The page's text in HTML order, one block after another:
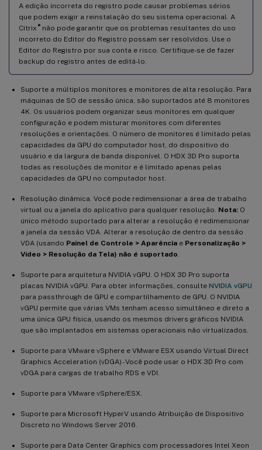
A edição incorreta do registro pode causar problemas sérios
que podem exigir a reinstalação do seu sistema operacional. A
Citrix ®não pode garantir que os problemas resultantes do uso
incorreto do Editor do Registro possam ser resolvidos. Use o
Editor do Registro por sua conta e risco. Certifique-se de fazer
backup do registro antes de editá-lo.
Suporte a múltiplos monitores e monitores de alta resolução. Para
máquinas de SO de sessão única, são suportados até 8 monitores
4K. Os usuários podem organizar seus monitores em qualquer
configuração e podem misturar monitores com diferentes
resoluções e orientações. O número de monitores é limitado pelas
capacidades da GPU do computador host, do dispositivo do
usuário e da largura de banda disponível. O HDX 3D Pro suporta
todas as resoluções de monitor e é limitado apenas pelas
capacidades da GPU no computador host.
Resolução dinâmica. Você pode redimensionar a área de trabalho
virtual ou a janela do aplicativo para qualquer resolução. Nota: O
único método suportado para alterar a resolução é redimensionar
a janela da sessão VDA. Alterar a resolução de dentro da sessão
VDA (usando Painel de Controle > Aparência e Personalização >
Vídeo > Resolução da Tela) não é suportado
Suporte para arquitetura NVIDIA vGPU. O HDX 3D Pro suporta
placas NVIDIA vGPU. Para obter informações, consulte NVIDIA vGPU
para passthrough de GPU e compartilhamento de GPU. O NVIDIA
vGPU permite que várias VMs tenham acesso simultâneo e direto a
uma única GPU física, usando os mesmos drivers gráficos NVIDIA
que são implantados em sistemas operacionais não virtualizados.
Suporte para VMware vSphere e VMware ESX usando Virtual Direct
Graphics Acceleration (vDGA) - Você pode usar o HDX 3D Pro com
vDGA para cargas de trabalho RDS e VDI.
Suporte para VMware vSphere/ESX.
Suporte para Microsoft HyperV usando Atribuição de Dispositivo
Discreto no Windows Server 2016.
Suporte para Data Center Graphics com processadores Intel Xeon